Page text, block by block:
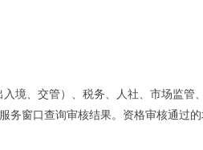
境、交管）、税务、人社、市场监管
窗口查询审核结果。资格审核通过